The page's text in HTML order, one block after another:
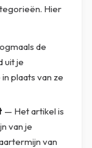
Hier
de
uit je
plaats van ze
— Het artikel is
van je
van